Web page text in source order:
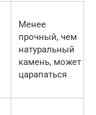
Менее
прочный, чем
натуральный
камень, может
царапаться